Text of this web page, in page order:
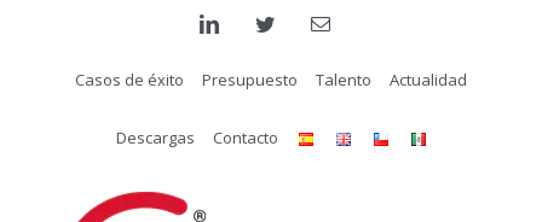
contenido
linkedintwitter Correo
Casos de éxito Presupuesto Talento Actualidad
Descargas Contacto